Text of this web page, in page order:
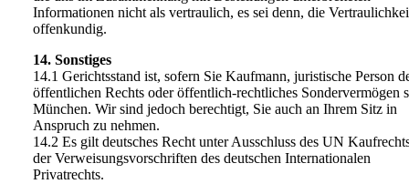
Informationen nicht als vertraulich, es sei denn, die
offenkundig.
14. Sonstiges
14.1 Gerichtsstand ist, sofern Sie Kaufmann, juristische Person
öffentlichen Rechts oder öffentlich-rechtliches Sondervermögen
München. Wir sind jedoch berechtigt, Sie auch an Ihrem Sitz in
Anspruch zu nehmen.
14.2 Es gilt deutsches Recht unter Ausschluss des UN
der Verweisungsvorschriften des deutschen Internationalen
Privatrechts.